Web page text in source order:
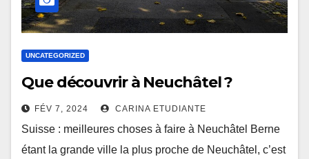
UNCATEGORIZED
Que découvrir à Neuchâtel ?
FÉV 7, 2024 CARINA ETUDIANTE
Suisse : meilleures choses à faire à Neuchâtel Berne
étant la grande ville la plus proche de Neuchâtel, c’est